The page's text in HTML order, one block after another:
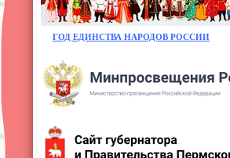
ГОД ЕДИНСТВА НАРОДОВ РОССИИ